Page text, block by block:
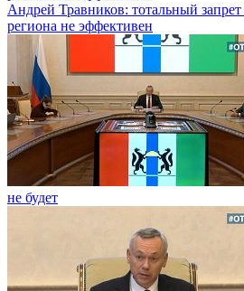
Андрей Травников: тотальный
региона не эффективен
не будет